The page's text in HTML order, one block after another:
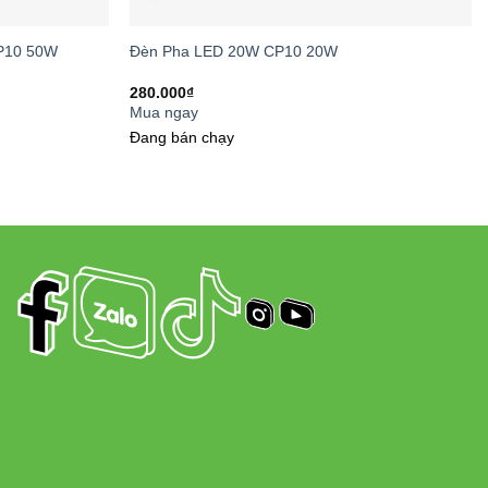
Đông
và mục đích sử dụng khác nhau:
50W Đèn Pha LED 20W CP10 20W
280.000₫
Mua ngay
Đang bán chạy